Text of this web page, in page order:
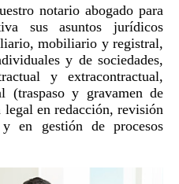
notario abogado para
sus asuntos jurídicos
mobiliario y registral,
y de sociedades,
y extracontractual,
(traspaso y gravamen de
legal en redacción, revisión
en gestión de procesos